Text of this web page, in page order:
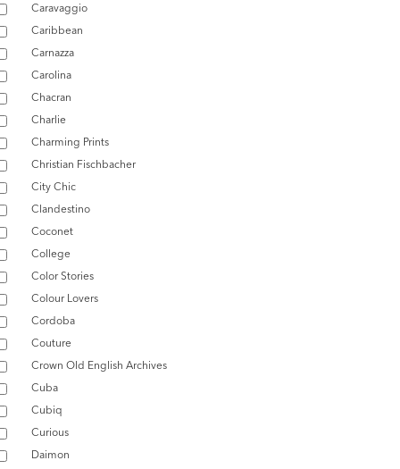
Caravaggio
Caribbean
Carnazza
Carolina
Chacran
Charlie
Charming Prints
Christian Fischbacher
City Chic
Clandestino
Coconet
College
Color Stories
Colour Lovers
Cordoba
Couture
Crown Old English Archives
Cuba
Cubiq
Curious
Daimon